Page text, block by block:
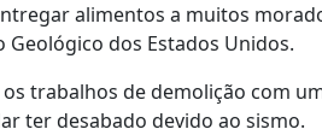
alimentos a muitos
dos Estados Unidos.
trabalhos de demolição com
ter desabado devido ao sismo.